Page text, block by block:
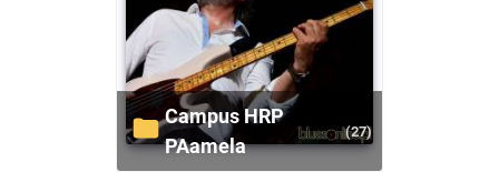
Campus HRP
PAamela
(27)